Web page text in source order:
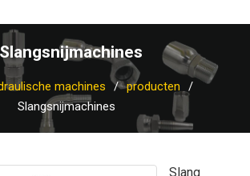
Slangsnijmachines
machines
producten
Slangsnijmachines
Slang